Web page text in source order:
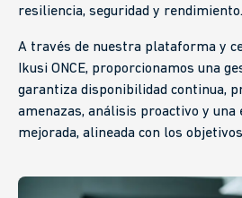
resiliencia, seguridad y rendimiento.
A través de nuestra plataforma y
Ikusi ONCE, proporcionamos una
garantiza disponibilidad continua,
amenazas, análisis proactivo y una
mejorada, alineada con los